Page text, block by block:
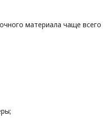
материала чаще всего